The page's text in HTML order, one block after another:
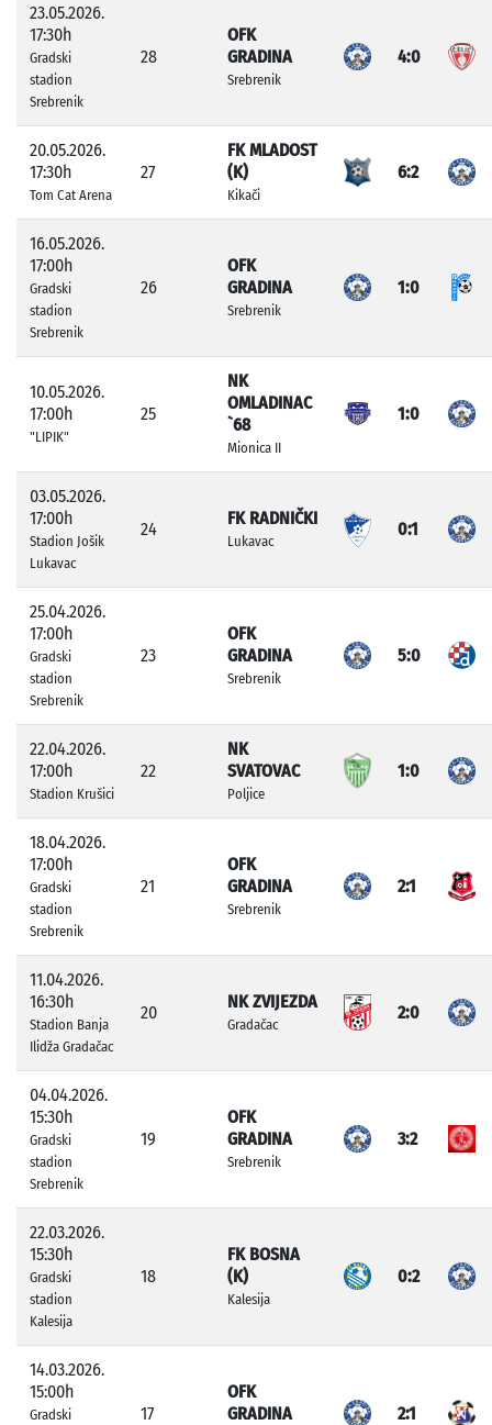
23.05.2026.
17:30h
Gradski
stadion
Srebrenik
28
OFK
GRADINA
Srebrenik
4:0
20.05.2026.
17:30h
Tom Cat Arena
27
FK MLADOST
(K)
Kikači
6:2
16.05.2026.
17:00h
Gradski
stadion
Srebrenik
26
OFK
GRADINA
Srebrenik
1:0
10.05.2026.
17:00h
"LIPIK"
25
NK
OMLADINAC
`68
Mionica II
1:0
03.05.2026.
17:00h
Stadion Jošik
Lukavac
24
FK RADNIČKI
Lukavac
0:1
25.04.2026.
17:00h
Gradski
stadion
Srebrenik
23
OFK
GRADINA
Srebrenik
5:0
22.04.2026.
17:00h
Stadion Krušici
22
NK
SVATOVAC
Poljice
1:0
18.04.2026.
17:00h
Gradski
stadion
Srebrenik
21
OFK
GRADINA
Srebrenik
2:1
11.04.2026.
16:30h
Stadion Banja
Ilidža Gradačac
20
NK ZVIJEZDA
Gradačac
2:0
04.04.2026.
15:30h
Gradski
stadion
Srebrenik
19
OFK
GRADINA
Srebrenik
3:2
22.03.2026.
15:30h
Gradski
stadion
Kalesija
18
FK BOSNA
(K)
Kalesija
0:2
14.03.2026.
15:00h
Gradski
17
OFK
GRADINA
2:1